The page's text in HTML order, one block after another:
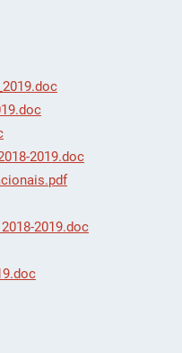
2019.doc
2019.doc